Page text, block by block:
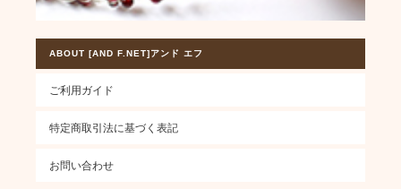
ABOUT [AND F.NET]アンド エフ
ご利用ガイド
特定商取引法に基づく表記
お問い合わせ